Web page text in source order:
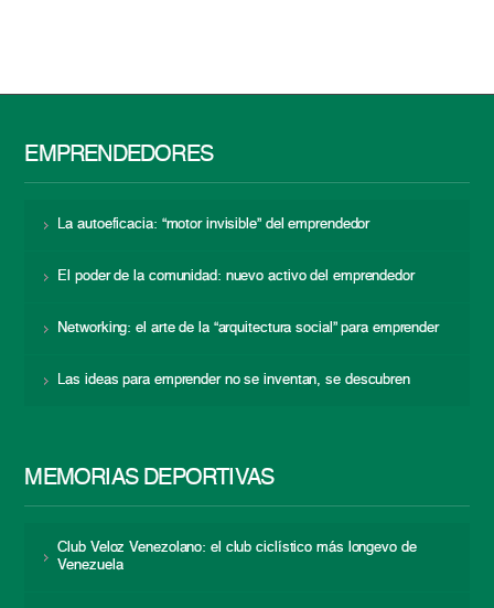
EMPRENDEDORES
La autoeficacia: “motor invisible” del emprendedor
El poder de la comunidad: nuevo activo del emprendedor
Networking: el arte de la “arquitectura social” para emprender
Las ideas para emprender no se inventan, se descubren
MEMORIAS DEPORTIVAS
Club Veloz Venezolano: el club ciclístico más longevo de
Venezuela